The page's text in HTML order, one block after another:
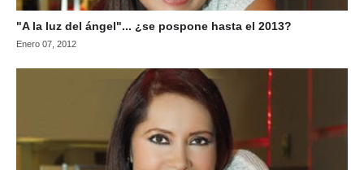
"A la luz del ángel"... ¿se pospone hasta el 2013?
Enero 07, 2012